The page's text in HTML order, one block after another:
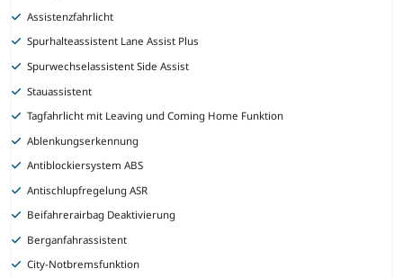
Assistenzfahrlicht
Spurhalteassistent Lane Assist Plus
Spurwechselassistent Side Assist
Stauassistent
Tagfahrlicht mit Leaving und Coming Home Funktion
Ablenkungserkennung
Antiblockiersystem ABS
Antischlupfregelung ASR
Beifahrerairbag Deaktivierung
Berganfahrassistent
City-Notbremsfunktion